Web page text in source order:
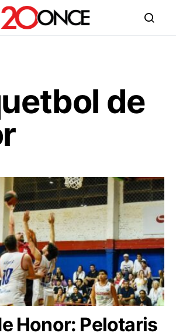
de
Honor: Pelotaris